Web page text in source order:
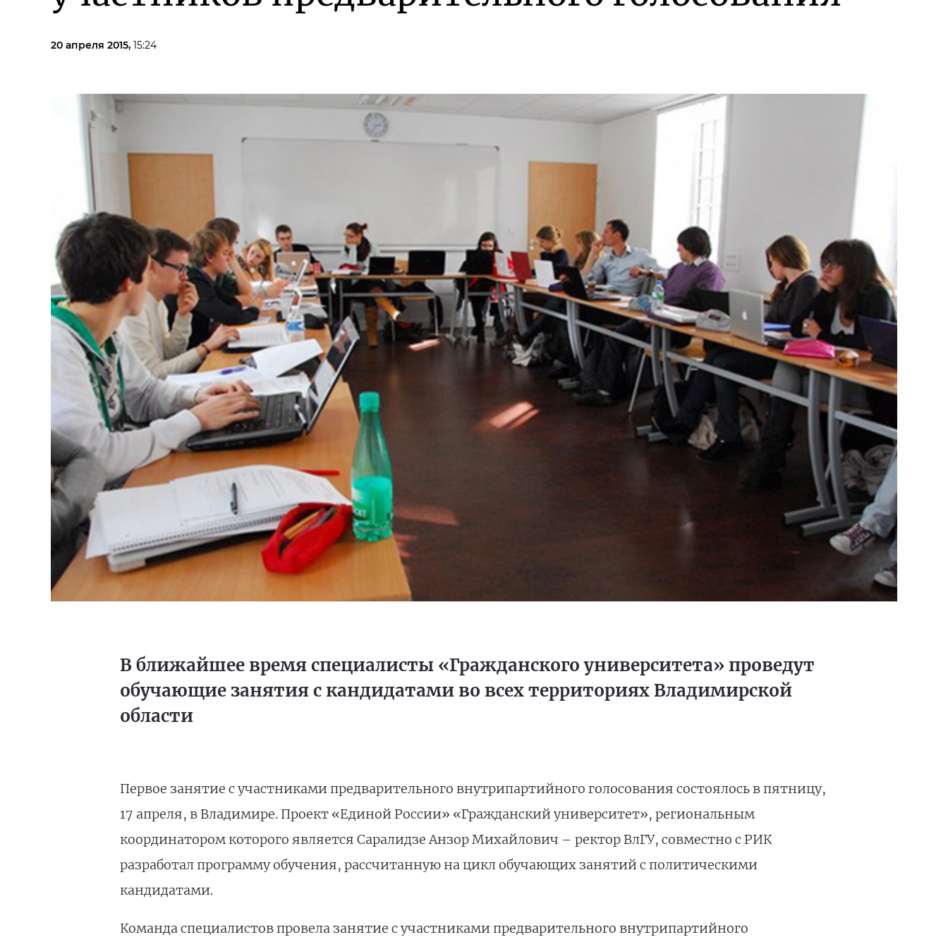
20 апреля 2015, 15:24
В ближайшее время специалисты «Гражданского университета» проведут
обучающие занятия с кандидатами во всех территориях Владимирской
области
Первое занятие с участниками предварительного внутрипартийного голосования состоялось в пятницу,
17 апреля, в Владимире. Проект «Единой России» «Гражданский университет», региональным
координатором которого является Саралидзе Анзор Михайлович – ректор ВлГУ, совместно с РИК
разработал программу обучения, рассчитанную на цикл обучающих занятий с политическими
кандидатами.
Команда специалистов провела занятие с участниками предварительного внутрипартийного